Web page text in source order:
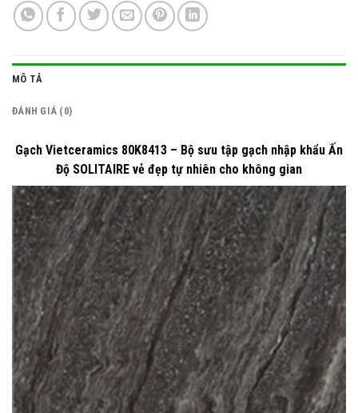
MÔ TẢ
ĐÁNH GIÁ (0)
Gạch Vietceramics 80K8413 – Bộ sưu tập gạch nhập khẩu Ấn
Độ SOLITAIRE vẻ đẹp tự nhiên cho không gian